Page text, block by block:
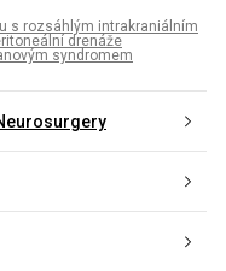
s rozsáhlým intrakraniálním
drenáže
syndromem